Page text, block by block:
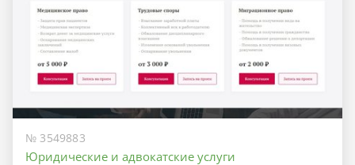
№ 3549883
Юридические и адвокатские услуги